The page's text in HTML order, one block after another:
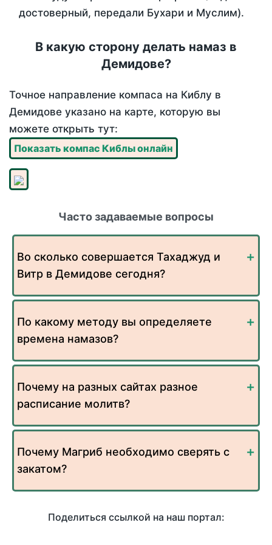
достоверный, передали Бухари и Муслим).
В какую сторону делать намаз в
Демидове?
Точное направление компаса на Киблу в
Демидове указано на карте, которую вы
можете открыть тут:
Показать компас Киблы онлайн
Часто задаваемые вопросы
Во сколько совершается Тахаджуд и
Витр в Демидове сегодня?
По какому методу вы определяете
времена намазов?
Почему на разных сайтах разное
расписание молитв?
Почему Магриб необходимо сверять с
закатом?
Поделиться ссылкой на наш портал: